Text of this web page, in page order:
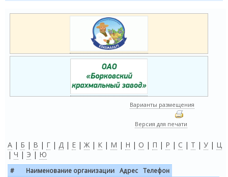
Варианты размещения
Версия для печати
А | Б | В | Г | Д | Е | Ж | К | М | Н | О | П | Р | С | Т | У | Ц
| Ч | Э | Ю
# Наименование организации Адрес
Телефон